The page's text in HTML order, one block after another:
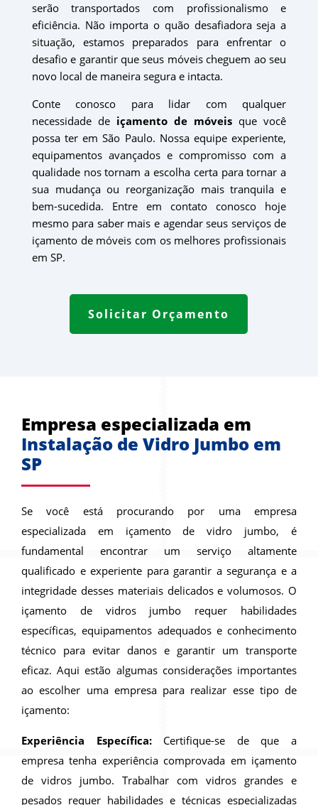
serão transportados com profissionalismo e
eficiência. Não importa o quão desafiadora seja a
situação, estamos preparados para enfrentar o
desafio e garantir que seus móveis cheguem ao seu
novo local de maneira segura e intacta.
Conte conosco para lidar com qualquer
necessidade de içamento de móveis que você
possa ter em São Paulo. Nossa equipe experiente,
equipamentos avançados e compromisso com a
qualidade nos tornam a escolha certa para tornar a
sua mudança ou reorganização mais tranquila e
bem-sucedida. Entre em contato conosco hoje
mesmo para saber mais e agendar seus serviços de
içamento de móveis com os melhores profissionais
em SP.
Solicitar Orçamento
Empresa especializada em
Instalação de Vidro Jumbo em
SP
Se você está procurando por uma empresa
especializada em içamento de vidro jumbo, é
fundamental encontrar um serviço altamente
qualificado e experiente para garantir a segurança e a
integridade desses materiais delicados e volumosos. O
içamento de vidros jumbo requer habilidades
específicas, equipamentos adequados e conhecimento
técnico para evitar danos e garantir um transporte
eficaz. Aqui estão algumas considerações importantes
ao escolher uma empresa para realizar esse tipo de
içamento:
Experiência Específica:Certifique-se de que a
empresa tenha experiência comprovada em içamento
de vidros jumbo. Trabalhar com vidros grandes e
pesados requer habilidades e técnicas especializadas